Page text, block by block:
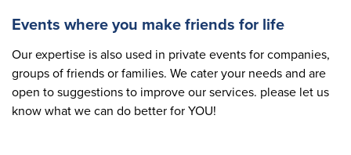
Events where you make friends for life
Our expertise is also used in private events for companies,
groups of friends or families. We cater your needs and are
open to suggestions to improve our services. please let us
know what we can do better for YOU!